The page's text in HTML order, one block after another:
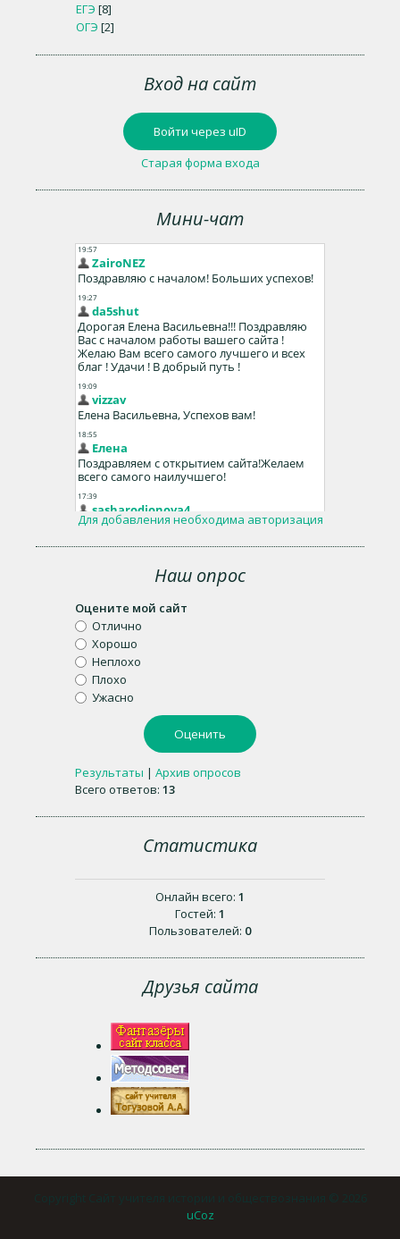
ЕГЭ [8]
ОГЭ [2]
Вход на сайт
Войти через uID
Старая форма входа
Мини-чат
Для добавления необходима авторизация
Наш опрос
Оцените мой сайт
Отлично
Хорошо
Неплохо
Плохо
Ужасно
Результаты | Архив опросов
Всего ответов: 13
Статистика
Онлайн всего: 1
Гостей: 1
Пользователей: 0
Друзья сайта
uCoz